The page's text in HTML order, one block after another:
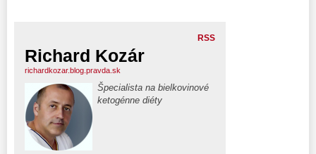
RSS
Richard Kozár
richardkozar.blog.pravda.sk
Špecialista na bielkovinové
ketogénne diéty